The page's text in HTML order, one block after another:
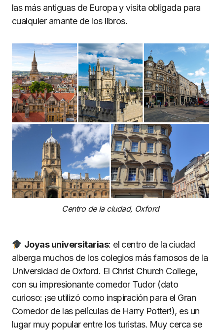
las más antiguas de Europa y visita obligada para
cualquier amante de los libros.
Centro de la ciudad, Oxford
Joyas universitarias: el centro de la ciudad
alberga muchos de los colegios más famosos de la
Universidad de Oxford. El Christ Church College,
con su impresionante comedor Tudor (dato
curioso: ¡se utilizó como inspiración para el Gran
Comedor de las películas de Harry Potter!), es un
lugar muy popular entre los turistas. Muy cerca se